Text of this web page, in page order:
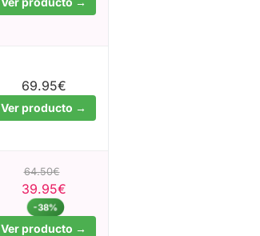
69.95€
Ver producto →
64.50€
39.95€
-38%
Ver producto →